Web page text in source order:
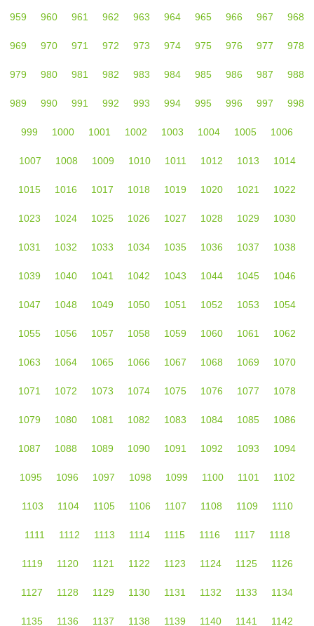
959 960 961 962 963 964 965 966 967 968
969 970 971 972 973 974 975 976 977 978
979 980 981 982 983 984 985 986 987 988
989 990 991 992 993 994 995 996 997 998
999 1000 1001 1002 1003 1004 1005 1006
1007 1008 1009 1010 1011 1012 1013 1014
1015 1016 1017 1018 1019 1020 1021 1022
1023 1024 1025 1026 1027 1028 1029 1030
1031 1032 1033 1034 1035 1036 1037 1038
1039 1040 1041 1042 1043 1044 1045 1046
1047 1048 1049 1050 1051 1052 1053 1054
1055 1056 1057 1058 1059 1060 1061 1062
1063 1064 1065 1066 1067 1068 1069 1070
1071 1072 1073 1074 1075 1076 1077 1078
1079 1080 1081 1082 1083 1084 1085 1086
1087 1088 1089 1090 1091 1092 1093 1094
1095 1096 1097 1098 1099 1100 1101 1102
1103 1104 1105 1106 1107 1108 1109 1110
1111 1112 1113 1114 1115 1116 1117 1118
1119 1120 1121 1122 1123 1124 1125 1126
1127 1128 1129 1130 1131 1132 1133 1134
1135 1136 1137 1138 1139 1140 1141 1142